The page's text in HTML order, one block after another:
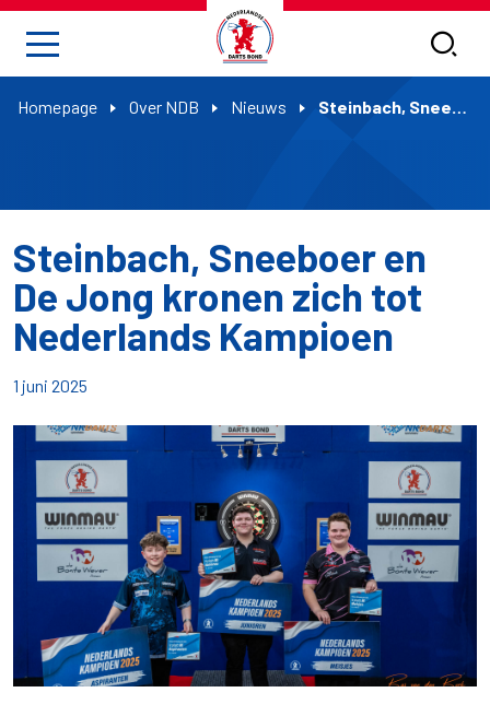
Homepage Over NDB Nieuws Steinbach, Sneeboer en De Jong kronen zich tot Nederlands Kampioen
Steinbach, Sneeboer en
De Jong kronen zich tot
Nederlands Kampioen
1 juni 2025